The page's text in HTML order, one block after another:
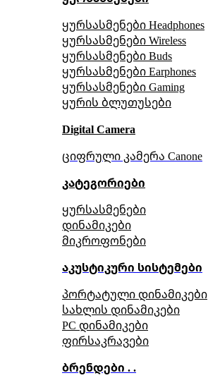
ყურსასმენები Headphones
ყურსასმენები Wireless
ყურსასმენები Buds
ყურსასმენები Earphones
ყურსასმენები Gaming
ყურის ბლუთუსები
Digital Camera
ციფრული კამერა Сanone
კატეგორიები
ყურსასმენები
დინამიკები
მიკროფონები
აკუსტიკური სისტემები
პორტატული დინამიკები
სახლის დინამიკები
PC დინამიკები
ფირსაკრავები
ბრენდები . .